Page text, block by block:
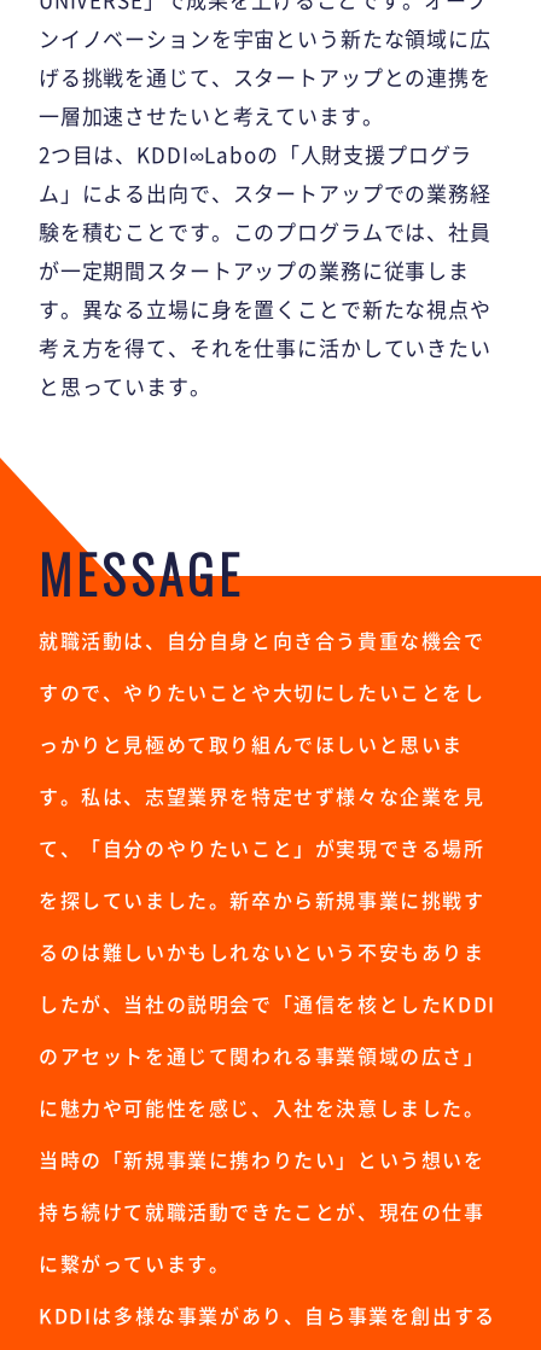
ンイノベーションを宇宙という新たな領域に広
げる挑戦を通じて、スタートアップとの連携を
一層加速させたいと考えています。
2つ目は、KDDI∞Laboの「人財支援プログラ
ム」による出向で、スタートアップでの業務経
験を積むことです。このプログラムでは、社員
が一定期間スタートアップの業務に従事しま
す。異なる立場に身を置くことで新たな視点や
考え方を得て、それを仕事に活かしていきたい
と思っています。
MESSAGE
就職活動は、自分自身と向き合う貴重な機会で
すので、やりたいことや大切にしたいことをし
っかりと見極めて取り組んでほしいと思いま
す。私は、志望業界を特定せず様々な企業を見
て、「自分のやりたいこと」が実現できる場所
を探していました。新卒から新規事業に挑戦す
るのは難しいかもしれないという不安もありま
したが、当社の説明会で「通信を核としたKDDI
のアセットを通じて関われる事業領域の広さ」
に魅力や可能性を感じ、入社を決意しました。
当時の「新規事業に携わりたい」という想いを
持ち続けて就職活動できたことが、現在の仕事
に繋がっています。
KDDIは多様な事業があり、自ら事業を創出する